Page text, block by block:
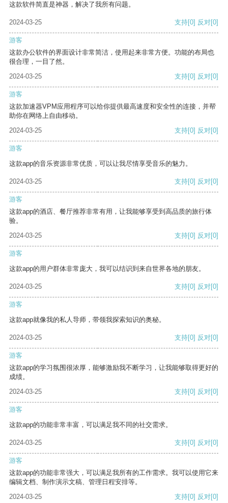
这款软件简直是神器，解决了我所有问题。
2024-03-25 支持[0] 反对[0]
游客
这款办公软件的界面设计非常简洁，使用起来非常方便。功能的布局也
很合理，一目了然。
2024-03-25
支持[0] 反对[0]
游客
这款加速器VPM应用程序可以给你提供最高速度和安全性的连接，并帮
助你在网络上自由移动。
2024-03-25
支持[0] 反对[0]
游客
这款app的音乐资源非常优质，可以让我尽情享受音乐的魅力。
2024-03-25 支持[0] 反对[0]
游客
这款app的酒店、餐厅推荐非常有用，让我能够享受到高品质的旅行体
验。
2024-03-25
支持[0] 反对[0]
游客
这款app的用户群体非常庞大，我可以结识到来自世界各地的朋友。
2024-03-25 支持[0] 反对[0]
游客
这款app就像我的私人导师，带领我探索知识的奥秘。
2024-03-25 支持[0] 反对[0]
游客
这款app的学习氛围很浓厚，能够激励我不断学习，让我能够取得更好的
成绩。
2024-03-25
支持[0] 反对[0]
游客
这款app的功能非常丰富，可以满足我不同的社交需求。
2024-03-25 支持[0] 反对[0]
游客
这款app的功能非常强大，可以满足我所有的工作需求。我可以使用它来
编辑文档、制作演示文稿、管理日程安排等。
2024-03-25
支持[0] 反对[0]